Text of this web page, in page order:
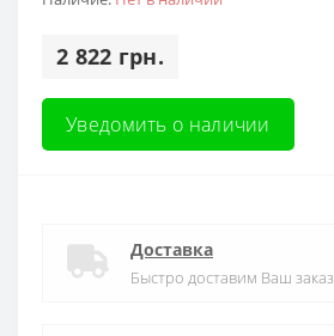
2 822 грн.
Уведомить о наличии
Доставка
Быстро доставим Ваш заказ